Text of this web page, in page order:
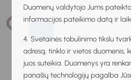
Duomenų valdytojo Jums
informacijos pateikimo datą ir
4. Svetainės tobulinimo tikslu
adresą, tinklo ir vietos
juos suteikia. Duomenys yra
panašių technologijų pagalba